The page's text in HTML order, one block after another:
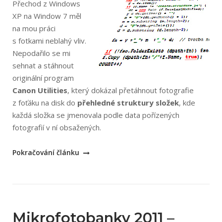
Přechod z Windows
XP na Window 7 měl
na mou práci
s fotkami neblahý vliv.
Nepodařilo se mi
sehnat a stáhnout
originální program
Canon Utilities, který dokázal přetáhnout fotografie
z foťáku na disk do přehledné struktury složek, kde
každá složka se jmenovala podle data pořízených
fotografií v ní obsažených.
„Skript
Pokračování článku
Mikrofotobanky 2011 –